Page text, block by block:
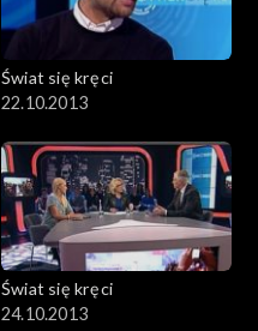
Świat się kręci
22.10.2013
Świat się kręci
24.10.2013